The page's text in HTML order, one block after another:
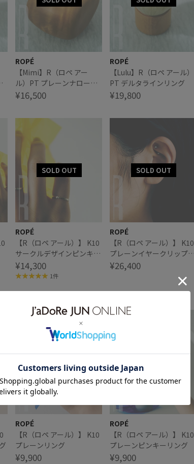
ROPÉ
【Mimi】R（ロペ アー
ル）PT プレーンナローピ
ンキーリング
¥16,500
ROPÉ
【Lulu】R（ロペ アール）
PT デルタラインリング
¥19,800
ROPÉ
【R（ロペ アール）】 K10
サークルデザインピンキー
リング
¥14,300
1件
ROPÉ
【R（ロペ アール）】 K10
プレーンイヤークリップ
(片耳)
¥26,400
ROPÉ
【R（ロペ アール）】 K10
プレーンリング
¥9,900
ROPÉ
【R（ロペ アール）】 K10
プレーンピンキーリング
¥9,900